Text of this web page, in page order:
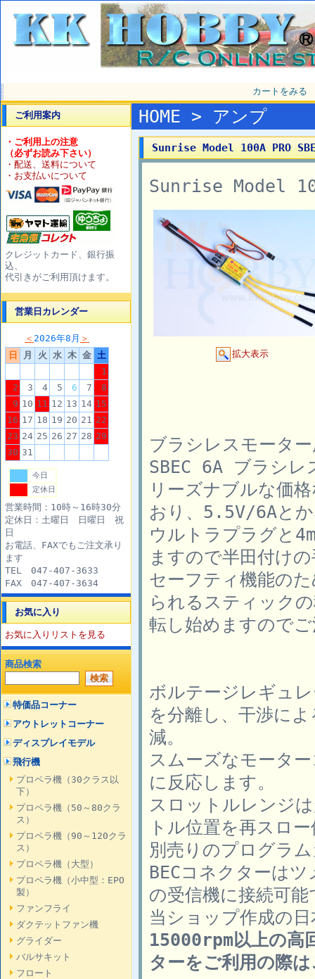
カートをみる
ご利用案内
・ご利用上の注意
（必ずお読み下さい）
・配送、送料について
・お支払いについて
クレジットカード、銀行振
込、
代引きがご利用頂けます。
営業日カレンダー
＜ 2026年8月 ＞
日
月 火 水 木 金 土
1
2
3 4 5 6 7
8
9 10 11 12 13 14 15
16 17 18 19 20 21 22
23 24 25 26 27 28 29
30 31
今日
定休日
営業時間：10時～16時30分
定休日：土曜日 日曜日 祝
日
お電話、FAXでもご注文承り
ます
TEL 047-407-3633
FAX 047-407-3634
お気に入り
お気に入りリストを見る
商品検索
特価品コーナー
アウトレットコーナー
ディスプレイモデル
飛行機
プロペラ機（30クラス以
下）
プロペラ機（50～80クラ
ス）
プロペラ機（90～120クラ
ス）
プロペラ機（大型）
プロペラ機（小中型：EPO
製）
ファンフライ
ダクテットファン機
グライダー
バルサキット
フロート
HOME > アンプ
Sunrise Model 100A PRO
Sunrise Model
拡大表示
ブラシレスモータ
SBEC 6A ブラシレ
リーズナブルな価
おり、5.5V/6Aとか
ウルトラプラグと
ますので半田付け
セーフティ機能の
られるスティック
転し始めますので
ボルテージレギュ
を分離し、干渉に
減。
スムーズなモータ
に反応します。
スロットルレンジ
トル位置を再スロ
別売りのプログラ
BECコネクターは
の受信機に接続可能
当ショップ作成の
15000rpm以上の高
ターをご利用の際